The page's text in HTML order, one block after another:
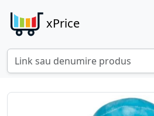
xPrice